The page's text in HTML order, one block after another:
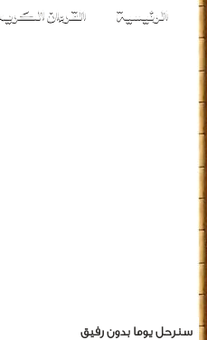
سنرحل يوما بدون رفيق